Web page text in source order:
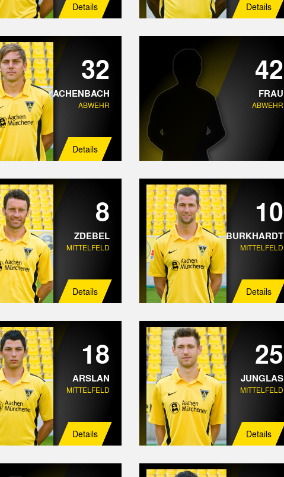
Details Details
32
ACHENBACH
ABWEHR
Details
42
FRAU
ABWEHR
8
ZDEBEL
MITTELFELD
Details
10
BURKHARDT
MITTELFELD
Details
18
ARSLAN
MITTELFELD
Details
25
JUNGLAS
MITTELFELD
Details